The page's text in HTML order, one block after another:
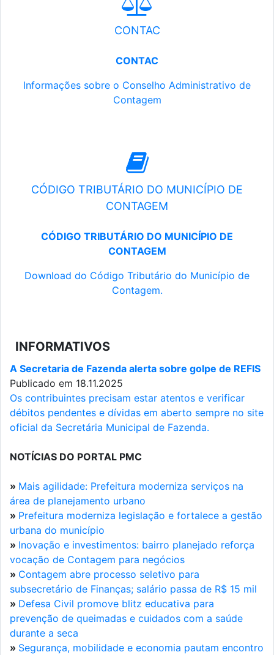
CONTAC
CONTAC
Informações sobre o Conselho Administrativo de
Contagem
CÓDIGO TRIBUTÁRIO DO MUNICÍPIO DE
CONTAGEM
CÓDIGO TRIBUTÁRIO DO MUNICÍPIO DE
CONTAGEM
Download do Código Tributário do Município de
Contagem.
INFORMATIVOS
A Secretaria de Fazenda alerta sobre golpe de REFIS
Publicado em 18.11.2025
Os contribuintes precisam estar atentos e verificar
débitos pendentes e dívidas em aberto sempre no site
oficial da Secretária Municipal de Fazenda.
NOTÍCIAS DO PORTAL PMC
» Mais agilidade: Prefeitura moderniza serviços na
área de planejamento urbano
» Prefeitura moderniza legislação e fortalece a gestão
urbana do município
» Inovação e investimentos: bairro planejado reforça
vocação de Contagem para negócios
» Contagem abre processo seletivo para
subsecretário de Finanças; salário passa de R$ 15 mil
» Defesa Civil promove blitz educativa para
prevenção de queimadas e cuidados com a saúde
durante a seca
» Segurança, mobilidade e economia pautam encontro